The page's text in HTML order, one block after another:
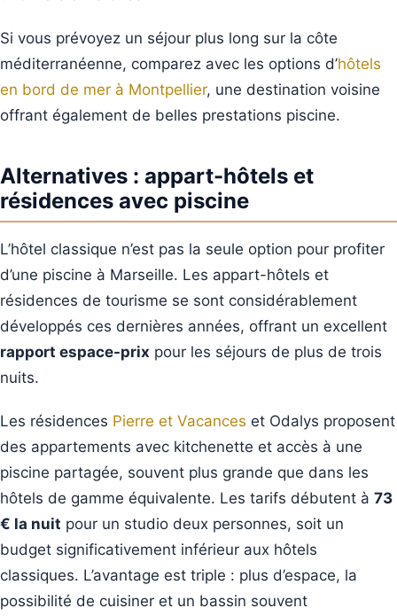
Si vous prévoyez un séjour plus long sur la côte
méditerranéenne, comparez avec les options d’hôtels
en bord de mer à Montpellier, une destination voisine
offrant également de belles prestations piscine.
Alternatives : appart-hôtels et
résidences avec piscine
L’hôtel classique n’est pas la seule option pour profiter
d’une piscine à Marseille. Les appart-hôtels et
résidences de tourisme se sont considérablement
développés ces dernières années, offrant un excellent
rapport espace-prix pour les séjours de plus de trois
nuits.
Les résidences Pierre et Vacances et Odalys proposent
des appartements avec kitchenette et accès à une
piscine partagée, souvent plus grande que dans les
hôtels de gamme équivalente. Les tarifs débutent à 73
€ la nuit pour un studio deux personnes, soit un
budget significativement inférieur aux hôtels
classiques. L’avantage est triple : plus d’espace, la
possibilité de cuisiner et un bassin souvent